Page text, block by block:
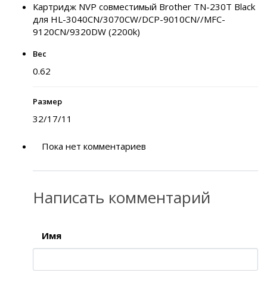
Картридж NVP совместимый Brother TN-230T Black
для HL-3040CN/3070CW/DCP-9010CN//MFC-
9120CN/9320DW (2200k)
Вес
0.62
Размер
32/17/11
Пока нет комментариев
Написать комментарий
Имя